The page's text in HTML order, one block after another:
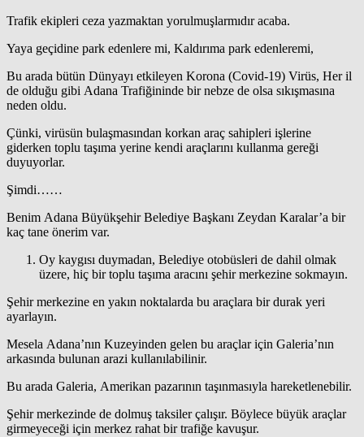
Trafik ekipleri ceza yazmaktan yorulmuşlarmıdır acaba.
Yaya geçidine park edenlere mi, Kaldırıma park edenleremi,
Bu arada bütün Dünyayı etkileyen Korona (Covid-19) Virüs, Her il
de olduğu gibi Adana Trafiğininde bir nebze de olsa sıkışmasına
neden oldu.
Çünki, virüsün bulaşmasından korkan araç sahipleri işlerine
giderken toplu taşıma yerine kendi araçlarını kullanma gereği
duyuyorlar.
Şimdi……
Benim Adana Büyükşehir Belediye Başkanı Zeydan Karalar’a bir
kaç tane önerim var.
Oy kaygısı duymadan, Belediye otobüsleri de dahil olmak
üzere, hiç bir toplu taşıma aracını şehir merkezine sokmayın.
Şehir merkezine en yakın noktalarda bu araçlara bir durak yeri
ayarlayın.
Mesela Adana’nın Kuzeyinden gelen bu araçlar için Galeria’nın
arkasında bulunan arazi kullanılabilinir.
Bu arada Galeria, Amerikan pazarının taşınmasıyla hareketlenebilir.
Şehir merkezinde de dolmuş taksiler çalışır. Böylece büyük araçlar
girmeyeceği için merkez rahat bir trafiğe kavuşur.